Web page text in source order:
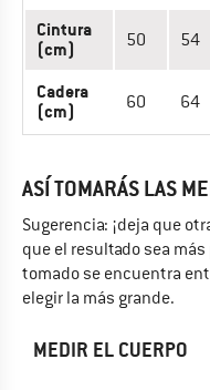
Cintura
(cm)
50 54
Cadera
(cm)
60 64
ASÍ TOMARÁS LAS
Sugerencia: ¡deja que
que el resultado sea
tomado se encuentra
elegir la más grande.
MEDIR EL CUERPO